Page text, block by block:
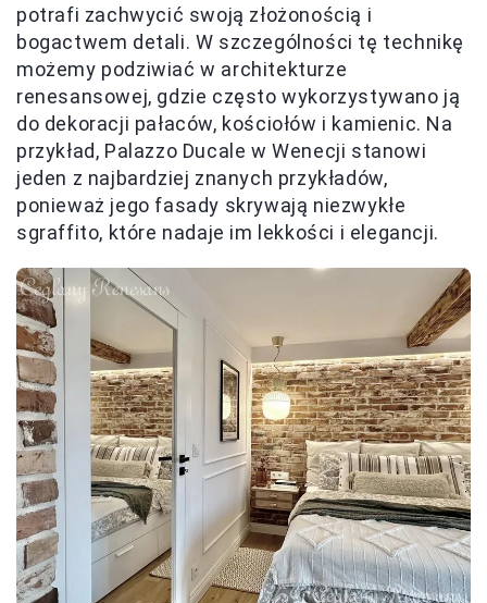
potrafi zachwycić swoją złożonością i
bogactwem detali. W szczególności tę technikę
możemy podziwiać w architekturze
renesansowej, gdzie często wykorzystywano ją
do dekoracji pałaców, kościołów i kamienic. Na
przykład, Palazzo Ducale w Wenecji stanowi
jeden z najbardziej znanych przykładów,
ponieważ jego fasady skrywają niezwykłe
sgraffito, które nadaje im lekkości i elegancji.